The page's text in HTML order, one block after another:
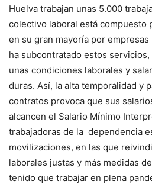
Huelva trabajan unas 5.000
colectivo laboral está compuesto
en su gran mayoría por
ha subcontratado estos
unas condiciones laborales y
duras. Así, la alta temporalidad y
contratos provoca que sus
alcancen el Salario Mínimo
trabajadoras de la dependencia
movilizaciones, en las que
laborales justas y más medidas
tenido que trabajar en plena